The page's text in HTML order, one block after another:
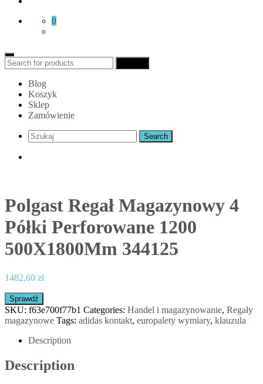
0
Search
for:
Blog
Koszyk
Sklep
Zamówienie
Polgast Regał Magazynowy 4
Półki Perforowane 1200
500X1800Mm 344125
1482,60 zł
Sprawdź
SKU: f63e700f77b1 Categories: Handel i magazynowanie, Regały
magazynowe Tags: adidas kontakt, europalety wymiary, klauzula
Description
Description